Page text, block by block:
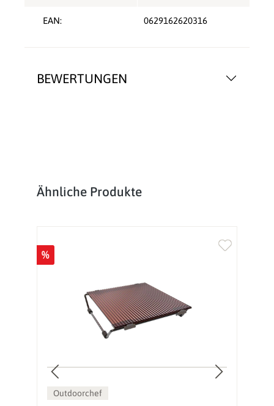
BEWERTUNGEN
EAN: 0629162620316
Produktgalerie überspringen
Ähnliche Produkte
%
Outdoorchef